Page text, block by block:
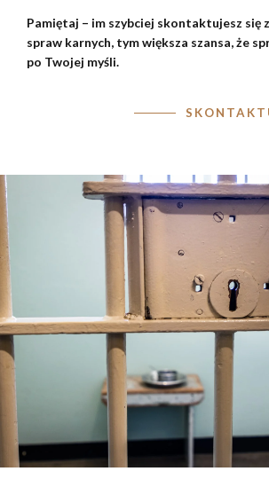
Pamiętaj – im szybciej skontaktujesz się
spraw karnych, tym większa szansa, że
po Twojej myśli.